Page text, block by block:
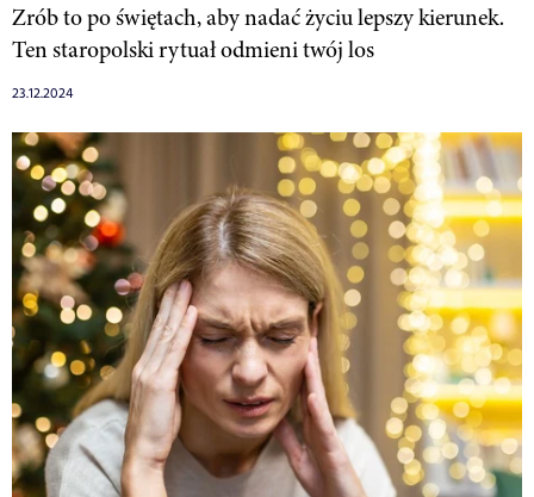
Zrób to po świętach, aby nadać życiu lepszy kierunek.
Ten staropolski rytuał odmieni twój los
23.12.2024